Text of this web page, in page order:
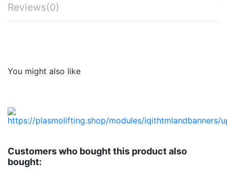
Reviews(0)
You might also like
Customers who bought this product also
bought: